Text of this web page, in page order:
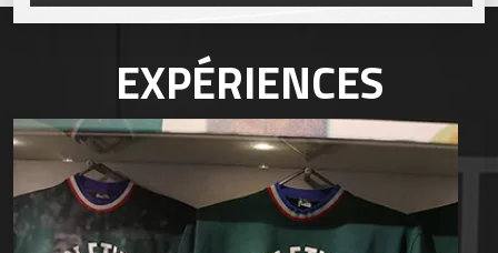
EXPÉRIENCES